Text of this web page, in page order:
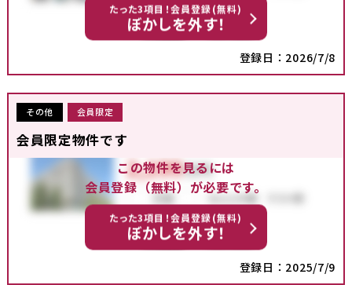
たった3項目！会員登録(無料)
ぼかしを外す！
登録日：2026/7/8
その他 会員限定
会員限定物件です
この物件を見るには
会員登録（無料）が必要です。
たった3項目！会員登録(無料)
ぼかしを外す！
登録日：2025/7/9